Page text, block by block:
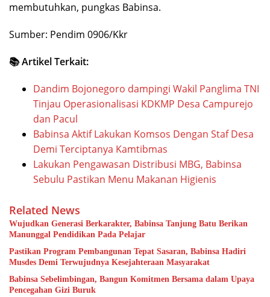
membutuhkan, pungkas Babinsa.
Sumber: Pendim 0906/Kkr
📚 Artikel Terkait:
Dandim Bojonegoro dampingi Wakil Panglima TNI
Tinjau Operasionalisasi KDKMP Desa Campurejo
dan Pacul
Babinsa Aktif Lakukan Komsos Dengan Staf Desa
Demi Terciptanya Kamtibmas
Lakukan Pengawasan Distribusi MBG, Babinsa
Sebulu Pastikan Menu Makanan Higienis
Related News
Wujudkan Generasi Berkarakter, Babinsa Tanjung Batu Berikan
Manunggal Pendidikan Pada Pelajar
Pastikan Program Pembangunan Tepat Sasaran, Babinsa Hadiri
Musdes Demi Terwujudnya Kesejahteraan Masyarakat
Babinsa Sebelimbingan, Bangun Komitmen Bersama dalam Upaya
Pencegahan Gizi Buruk